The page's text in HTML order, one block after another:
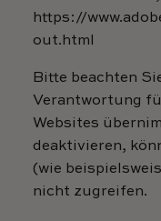
https://
out.html
Bitte beachten
Verantwortung
Websites
deaktivieren,
(wie
nicht zugreifen.